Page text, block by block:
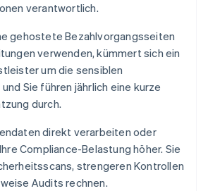
verantwortlich.
gehostete Bezahlvorgangsseiten
verwenden, kümmert sich ein
um die sensiblen
Sie führen jährlich eine kurze
durch.
direkt verarbeiten oder
Compliance-Belastung höher. Sie
strengeren Kontrollen
Audits rechnen.